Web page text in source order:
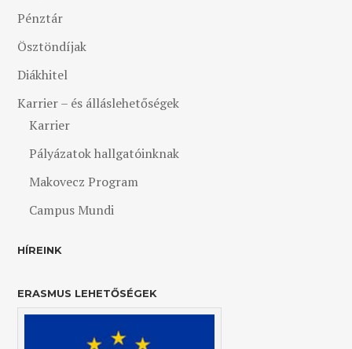
Pénztár
Ösztöndíjak
Diákhitel
Karrier – és álláslehetőségek
Karrier
Pályázatok hallgatóinknak
Makovecz Program
Campus Mundi
HÍREINK
ERASMUS LEHETŐSÉGEK